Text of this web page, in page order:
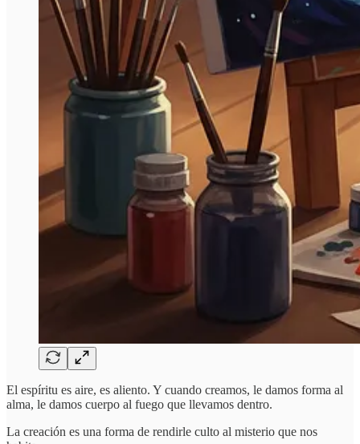
El espíritu es aire, es aliento. Y cuando creamos, le damos forma al
alma, le damos cuerpo al fuego que llevamos dentro.
La creación es una forma de rendirle culto al misterio que nos